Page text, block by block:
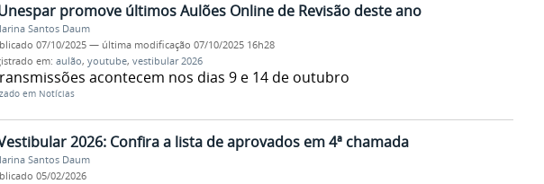
promove últimos Aulões Online de Revisão deste ano
Santos Daum
07/10/2025 — última modificação 07/10/2025 16h28
em: aulão, youtube, vestibular 2026
acontecem nos dias 9 e 14 de outubro
em Notícias
2026: Confira a lista de aprovados em 4ª chamada
Santos Daum
05/02/2026